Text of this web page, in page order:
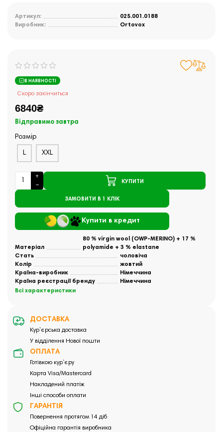
Артикул:
025.001.0188
Виробник:
Ortovox
В НАЯВНОСТІ
Скоро закінчиться
6840₴
Відправимо завтра
Розмір
L XXL
КУПИТИ
ЗАМОВИТИ В 1 КЛІК
Купити в кредит
Матеріал
80 % virgin wool (OWP-MERINO) + 17 %
polyamide + 3 % elastane
Стать
чоловіча
Колір
жовтий
Країна-виробник
Німеччина
Країна реєстрації бренду
Німеччина
Всі характеристики
ДОСТАВКА
Кур`єрська доставка
У відділення Нової пошти
ОПЛАТА
Готівкою кур`єру
Карта Visa/Mastercard
Накладений платіж
Інші способи оплати
ГАРАНТІЯ
Повернення протягом 14 діб
Офіційна гарантія виробника